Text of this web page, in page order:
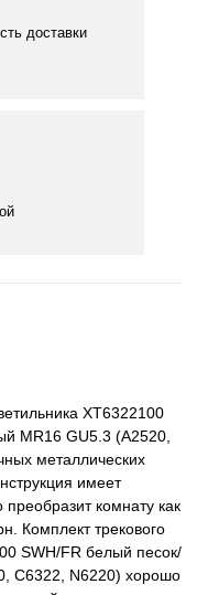
доставки
XT6322100
MR16 GU5.3 (A2520,
металлических
имеет
комнату как
Комплект трекового
SWH/FR белый песок/
C6322, N6220) хорошо